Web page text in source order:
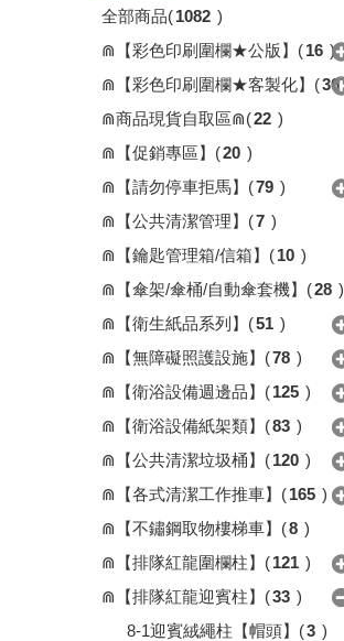
全部商品(1082 )
⋒【彩色印刷圍欄★公版】 (16 )
⋒【彩色印刷圍欄★客製化】 (36
⋒商品現貨自取區⋒(22 )
⋒【促銷專區】 (20 )
⋒【請勿停車拒馬】 (79 )
⋒【公共清潔管理】 (7 )
⋒【鑰匙管理箱/信箱】 (10 )
⋒【傘架/傘桶/自動傘套機】 (28 )
⋒【衛生紙品系列】 (51 )
⋒【無障礙照護設施】 (78 )
⋒【衛浴設備週邊品】 (125 )
⋒【衛浴設備紙架類】 (83 )
⋒【公共清潔垃圾桶】 (120 )
⋒【各式清潔工作推車】 (165 )
⋒【不鏽鋼取物樓梯車】 (8 )
⋒【排隊紅龍圍欄柱】 (121 )
⋒【排隊紅龍迎賓柱】 (33 )
8-1迎賓絨繩柱【帽頭】 (3 )